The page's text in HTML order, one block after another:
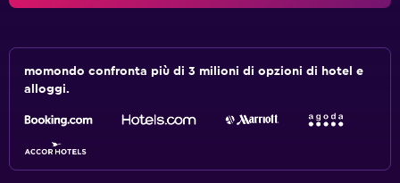
momondo confronta più di 3 milioni di opzioni di hotel e
alloggi.